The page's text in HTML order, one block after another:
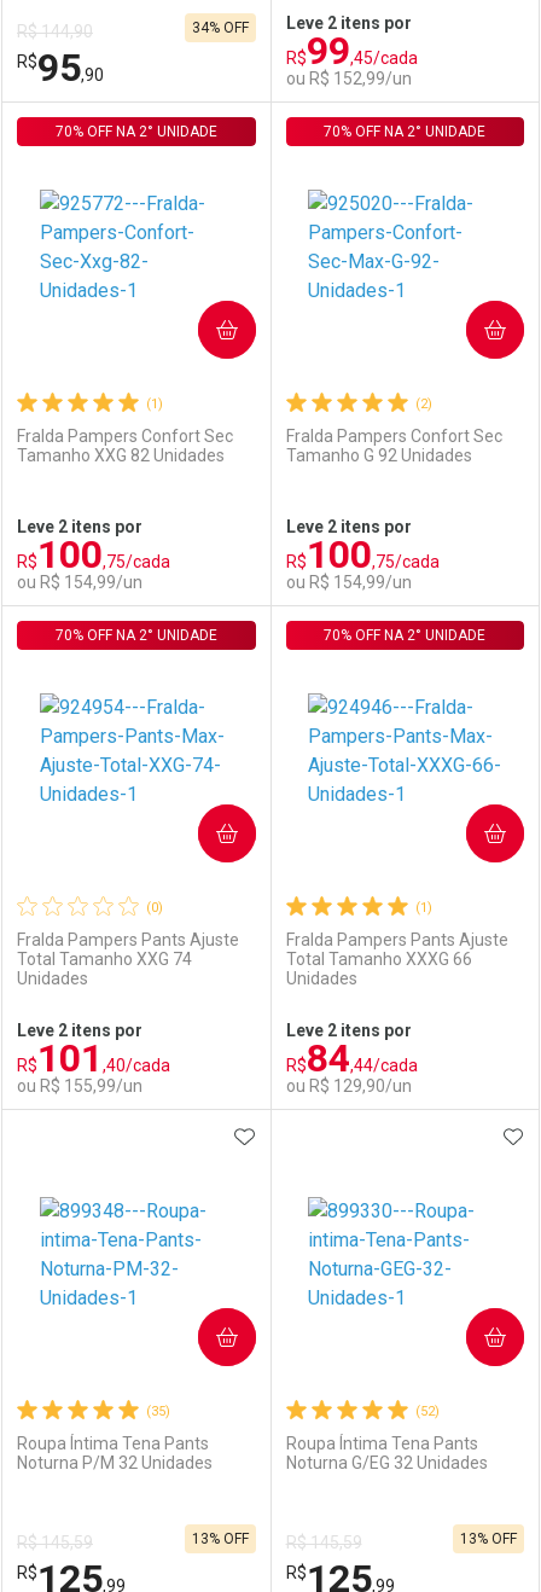
Comprar sem Desconto
Por R$ 155,99/cada
Comprar sem Desconto
Por R$ 155,99/cada
Comprar sem Desconto
Por R$ 110,24/cada
Comprar sem Desconto
Por R$ 110,24/cada
R$ 144,90
R$95,90
34% OFF
FECHAR
Laboratório
Comprar sem Desconto
Por R$ 95,90/cada
FECHAR
Por Menos
Comprar sem Desconto
Por R$ 95,90/cada
Leve 2 itens por
R$99,45/cada
ou R$ 152,99/un
Laboratório
Comprar sem Desconto
Por R$ 152,99/cada
Por Menos
Comprar sem Desconto
Por R$ 152,99/cada
(1)
Fralda Pampers Confort Sec
Tamanho XXG 82 Unidades
70% OFF NA 2° UNIDADE
Leve 2 itens por
R$100,75/cada
ou R$ 154,99/un
COMPRAR
FECHAR
Laboratório
Comprar sem Desconto
Por R$ 154,99/cada
FECHAR
Por Menos
Comprar sem Desconto
Por R$ 154,99/cada
(2)
Fralda Pampers Confort Sec
Tamanho G 92 Unidades
70% OFF NA 2° UNIDADE
Leve 2 itens por
R$100,75/cada
ou R$ 154,99/un
COMPRAR
Laboratório
Comprar sem Desconto
Por R$ 154,99/cada
Por Menos
Comprar sem Desconto
Por R$ 154,99/cada
(0)
Fralda Pampers Pants Ajuste
Total Tamanho XXG 74
Unidades
70% OFF NA 2° UNIDADE
Leve 2 itens por
R$101 ,40/cada
ou R$ 155,99/un
COMPRAR
Laboratório
Comprar sem Desconto
Por Menos
Comprar sem Desconto
Por R$ 155,99/cada
(1)
Fralda Pampers Pants Ajuste
Total Tamanho XXXG 66
Unidades
70% OFF NA 2° UNIDADE
Leve 2 itens por
R$84,44/cada
ou R$ 129,90/un
COMPRAR
Laboratório
Comprar sem Desconto
Por Menos
Comprar sem Desconto
Por R$ 129,90/cada
(35)
Roupa Íntima Tena Pants
Noturna P/M 32 Unidades
R$ 145,59
R$125,99
13% OFF
ADICIONAR AOS FAVORITOS
COMPRAR
(52)
Roupa Íntima Tena Pants
Noturna G/EG 32 Unidades
R$ 145,59
R$125,99
13% OFF
COMPRAR